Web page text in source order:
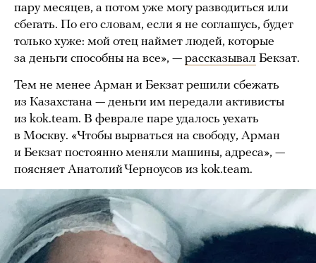
пару месяцев, а потом уже могу разводиться или
сбегать. По его словам, если я не соглашусь, будет
только хуже: мой отец наймет людей, которые
за деньги способны на все», — рассказывал Бекзат.
Тем не менее Арман и Бекзат решили сбежать
из Казахстана — деньги им передали активисты
из kok.team. В феврале паре удалось уехать
в Москву. «Чтобы вырваться на свободу, Арман
и Бекзат постоянно меняли машины, адреса», —
поясняет Анатолий Черноусов из kok.team.